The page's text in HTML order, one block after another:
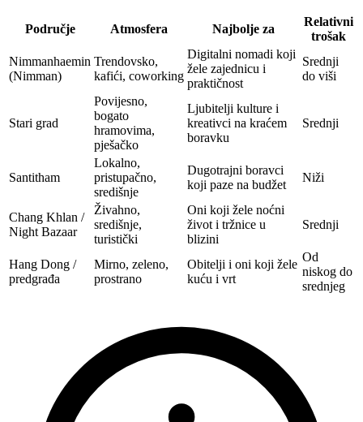
Područje Atmosfera Najbolje za
Relativni
trošak
Nimmanhaemin
(Nimman)
Trendovsko,
kafići, coworking
Digitalni nomadi koji
žele zajednicu i
praktičnost
Srednji
do viši
Stari grad
Povijesno,
bogato
hramovima,
pješačko
Ljubitelji kulture i
kreativci na kraćem
boravku
Srednji
Santitham
Lokalno,
pristupačno,
središnje
Dugotrajni boravci
koji paze na budžet
Niži
Chang Khlan /
Night Bazaar
Živahno,
središnje,
turistički
Oni koji žele noćni
život i tržnice u
blizini
Srednji
Hang Dong /
predgrađa
Mirno, zeleno,
prostrano
Obitelji i oni koji žele
kuću i vrt
Od
niskog do
srednjeg